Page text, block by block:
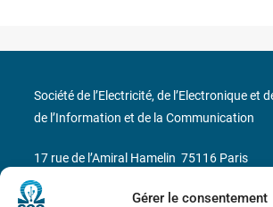
Gérer le consentement
Société de l’Electricité, de l’Electronique et
de l’Information et de la Communication
17 rue de l’Amiral Hamelin 75116 Paris
Métro : « Boissière » Ligne 6 et « Iéna » Ligne